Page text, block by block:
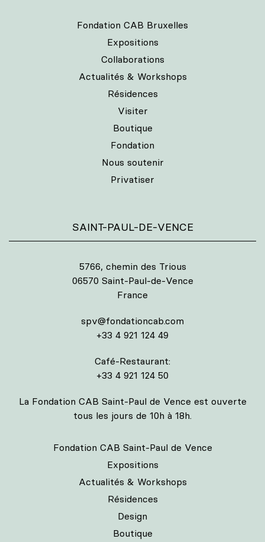
Fondation CAB Bruxelles
Expositions
Collaborations
Actualités & Workshops
Résidences
Visiter
Boutique
Fondation
Nous soutenir
Privatiser
SAINT-PAUL-DE-VENCE
5766, chemin des Trious
06570 Saint-Paul-de-Vence
France
spv@fondationcab.com
+33 4 921 124 49
Café-Restaurant:
+33 4 921 124 50
La Fondation CAB Saint-Paul de Vence est ouverte
tous les jours de 10h à 18h.
Fondation CAB Saint-Paul de Vence
Expositions
Actualités & Workshops
Résidences
Design
Boutique